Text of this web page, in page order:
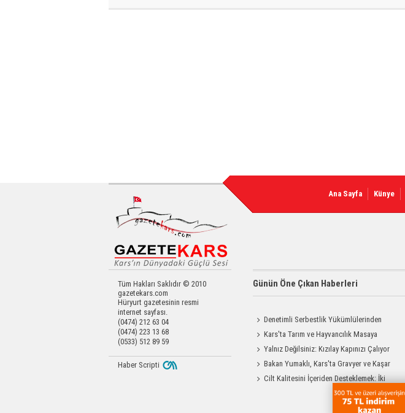
Ana Sayfa Künye
Tüm Hakları Saklıdır © 2010
gazetekars.com
Hüryurt gazetesinin resmi
internet sayfası.
(0474) 212 63 04
(0474) 223 13 68
(0533) 512 89 59
Günün Öne Çıkan Haberleri
Denetimli Serbestlik Yükümlülerinden
Okula Temizlik Desteği
Kars'ta Tarım ve Hayvancılık Masaya
Yatırıldı
Yalnız Değilsiniz: Kızılay Kapınızı Çalıyor
Bakan Yumaklı, Kars'ta Gravyer ve Kaşar
Üretim Tesisini Ziyaret Etti
Cilt Kalitesini İçeriden Desteklemek: İki
Enjeksiyon Uygulamasının Karşılaştırması
Haber Scripti